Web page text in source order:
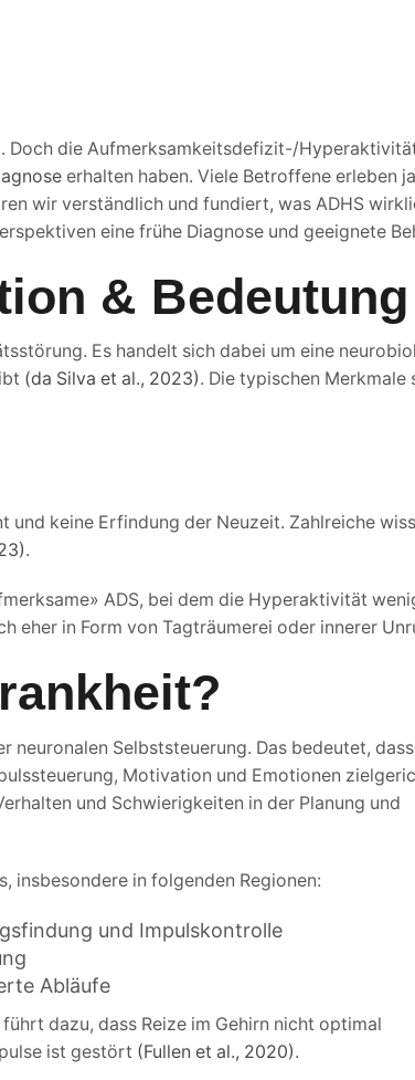
Doch die Aufmerksamkeitsdefizit-/
erhalten haben. Viele Betroffene erleben
wir verständlich und fundiert, was ADHS
eine frühe Diagnose und geeignete
& Bedeutung
Es handelt sich dabei um eine
(da Silva et al., 2023). Die typischen Merkmale
keine Erfindung der Neuzeit. Zahlreiche
.
ADS, bei dem die Hyperaktivität
eher in Form von Tagträumerei oder innerer
neuronalen Selbststeuerung. Das bedeutet, dass
Motivation und Emotionen
und Schwierigkeiten in der Planung und
insbesondere in folgenden Regionen:
und Impulskontrolle
Abläufe
dazu, dass Reize im Gehirn nicht optimal
ist gestört (Fullen et al., 2020).